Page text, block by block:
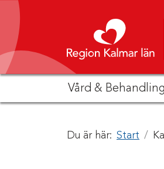
Hoppa till innehåll
Vård & Behandling
Du är här: Start